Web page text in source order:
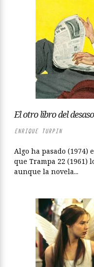
El otro libro del
ENRIQUE TURPIN
Algo ha pasado (1974)
que Trampa 22 (1961)
aunque la novela...